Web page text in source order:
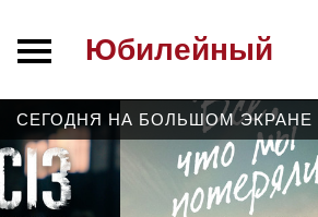
Юбилейный
СЕГОДНЯ НА БОЛЬШОМ ЭКРАНЕ